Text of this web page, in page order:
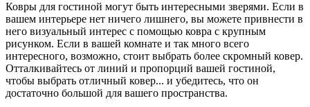
Ковры для гостиной могут быть интересными зверями. Если в
вашем интерьере нет ничего лишнего, вы можете привнести в
него визуальный интерес с помощью ковра с крупным
рисунком. Если в вашей комнате и так много всего
интересного, возможно, стоит выбрать более скромный ковер.
Отталкивайтесь от линий и пропорций вашей гостиной,
чтобы выбрать отличный ковер... и убедитесь, что он
достаточно большой для вашего пространства.